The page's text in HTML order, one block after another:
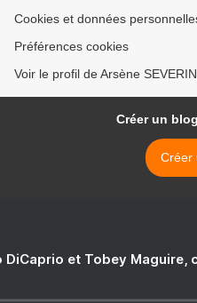
Cookies et données
Préférences cookies
Voir le profil de Arsène
Créer un
Créer
DiCaprio et Tobey